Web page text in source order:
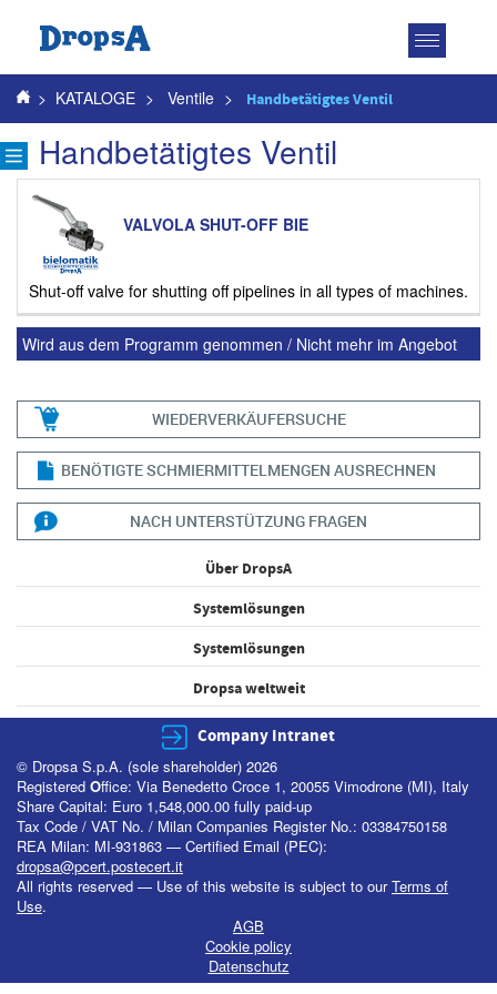
Toggle
> KATALOGE > Ventile > Handbetätigtes Ventil
Handbetätigtes Ventil
VALVOLA SHUT-OFF BIE
Shut-off valve for shutting off pipelines in all types of machines.
Wird aus dem Programm genommen / Nicht mehr im Angebot
WIEDERVERKÄUFERSUCHE
BENÖTIGTE SCHMIERMITTELMENGEN AUSRECHNEN
NACH UNTERSTÜTZUNG FRAGEN
Über DropsA
Systemlösungen
Systemlösungen
Dropsa weltweit
Company Intranet
© Dropsa S.p.A. (sole shareholder) 2026
Registered Office: Via Benedetto Croce 1, 20055 Vimodrone (MI), Italy
Share Capital: Euro 1,548,000.00 fully paid-up
Tax Code / VAT No. / Milan Companies Register No.: 03384750158
REA Milan: MI-931863 — Certified Email (PEC):
dropsa@pcert.postecert.it
All rights reserved — Use of this website is subject to ourTerms of
Use.
AGB
Cookie policy
Datenschutz